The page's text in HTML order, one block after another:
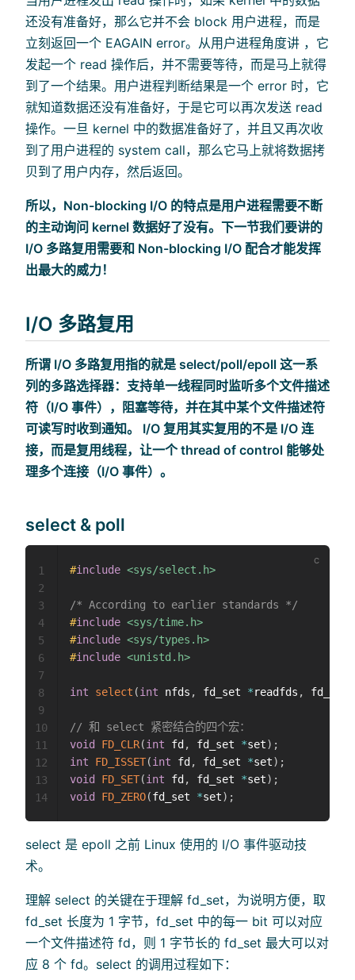
还没有准备好，那么它并不会 block 用户进程，而是
立刻返回一个 EAGAIN error。从用户进程角度讲 ，它
发起一个 read 操作后，并不需要等待，而是马上就得
到了一个结果。用户进程判断结果是一个 error 时，它
就知道数据还没有准备好，于是它可以再次发送 read
操作。一旦 kernel 中的数据准备好了，并且又再次收
到了用户进程的 system call，那么它马上就将数据拷
贝到了用户内存，然后返回。
所以，Non-blocking I/O 的特点是用户进程需要不断
的主动询问 kernel 数据好了没有。下一节我们要讲的
I/O 多路复用需要和 Non-blocking I/O 配合才能发挥
出最大的威力！
I/O 多路复用
所谓 I/O 多路复用指的就是 select/poll/epoll 这一系
列的多路选择器：支持单一线程同时监听多个文件描述
符（I/O 事件），阻塞等待，并在其中某个文件描述符
可读写时收到通知。 I/O 复用其实复用的不是 I/O 连
接，而是复用线程，让一个 thread of control 能够处
理多个连接（I/O 事件）。
select & poll
#include <sys/select.h>
/* According to earlier standards */
#include <sys/time.h>
#include <sys/types.h>
#include <unistd.h>
int select (int nfds , fd_set *readfds , fd_set
// 和 select 紧密结合的四个宏：
void
FD_CLR(int fd , fd_set *set) ;
int
FD_ISSET(int fd , fd_set *set) ;
void
FD_SET(int fd , fd_set *set) ;
void
FD_ZERO(fd_set *set) ;
1
2
3
4
5
6
7
8
9
10
11
12
13
14
select 是 epoll 之前 Linux 使用的 I/O 事件驱动技
术。
理解 select 的关键在于理解 fd_set，为说明方便，取
fd_set 长度为 1 字节，fd_set 中的每一 bit 可以对应
一个文件描述符 fd，则 1 字节长的 fd_set 最大可以对
应 8 个 fd。select 的调用过程如下：